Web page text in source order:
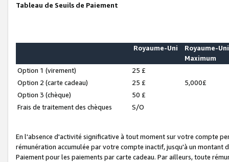
Tableau de Seuils de Paiement
Royaume-Uni
Royaume-Uni
Maximum
Option 1 (virement)
25 £
Option 2 (carte cadeau)
25 £
5,000£
Option 3 (chèque)
50 £
Frais de traitement des chèques
S/O
En l'absence d'activité significative à tout moment sur votre compte
rémunération accumulée par votre compte inactif, jusqu'à un montant
Paiement pour les paiements par carte cadeau. Par ailleurs, toute